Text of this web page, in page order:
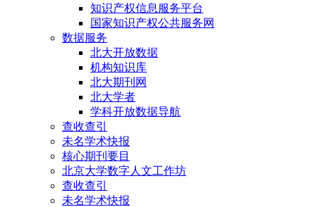
知识产权信息服务平台
国家知识产权公共服务网
数据服务
北大开放数据
机构知识库
北大期刊网
北大学者
学科开放数据导航
查收查引
未名学术快报
核心期刊要目
北京大学数字人文工作坊
查收查引
未名学术快报